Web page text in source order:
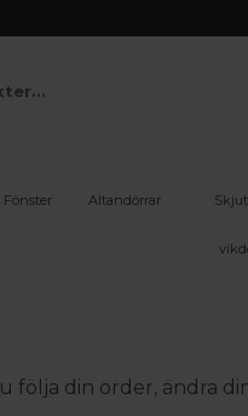
Fönster Altandörrar
följa din order, ändra